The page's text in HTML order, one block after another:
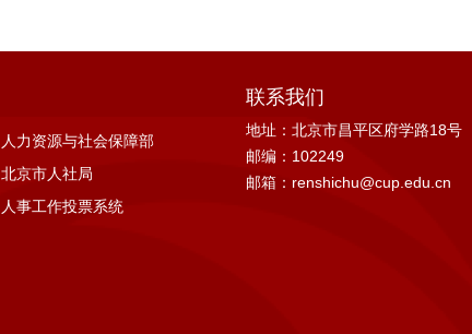
人力资源与社会保障部
北京市人社局
人事工作投票系统
联系我们
地址：北京市昌平区府学路18号
邮编：102249
邮箱：renshichu@cup.edu.cn